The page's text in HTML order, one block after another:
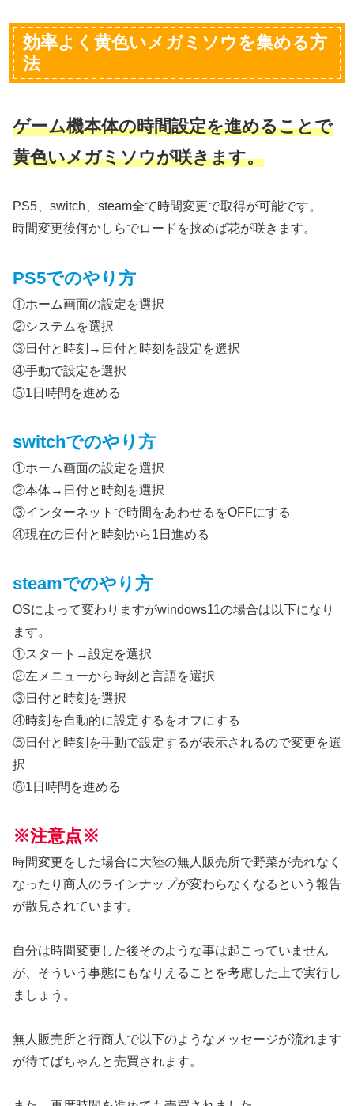
効率よく黄色いメガミソウを集める方
法
ゲーム機本体の時間設定を進めることで
黄色いメガミソウが咲きます。
PS5、switch、steam全て時間変更で取得が可能です。
時間変更後何かしらでロードを挟めば花が咲きます。
PS5でのやり方
①ホーム画面の設定を選択
②システムを選択
③日付と時刻→日付と時刻を設定を選択
④手動で設定を選択
⑤1日時間を進める
switchでのやり方
①ホーム画面の設定を選択
②本体→日付と時刻を選択
③インターネットで時間をあわせるをOFFにする
④現在の日付と時刻から1日進める
steamでのやり方
OSによって変わりますがwindows11の場合は以下になり
ます。
①スタート→設定を選択
②左メニューから時刻と言語を選択
③日付と時刻を選択
④時刻を自動的に設定するをオフにする
⑤日付と時刻を手動で設定するが表示されるので変更を選
択
⑥1日時間を進める
※注意点※
時間変更をした場合に大陸の無人販売所で野菜が売れなく
なったり商人のラインナップが変わらなくなるという報告
が散見されています。
自分は時間変更した後そのような事は起こっていません
が、そういう事態にもなりえることを考慮した上で実行し
ましょう。
無人販売所と行商人で以下のようなメッセージが流れます
が待てばちゃんと売買されます。